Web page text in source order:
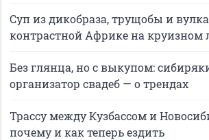
Суп из дикобраза, трущобы и
контрастной Африке на круизном
Без глянца, но с выкупом:
организатор свадеб — о трендах
Трассу между Кузбассом и
почему и как теперь ездить